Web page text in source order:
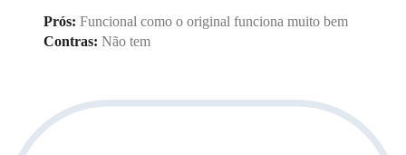
Prós: Funcional como o original funciona muito bem
Contras: Não tem